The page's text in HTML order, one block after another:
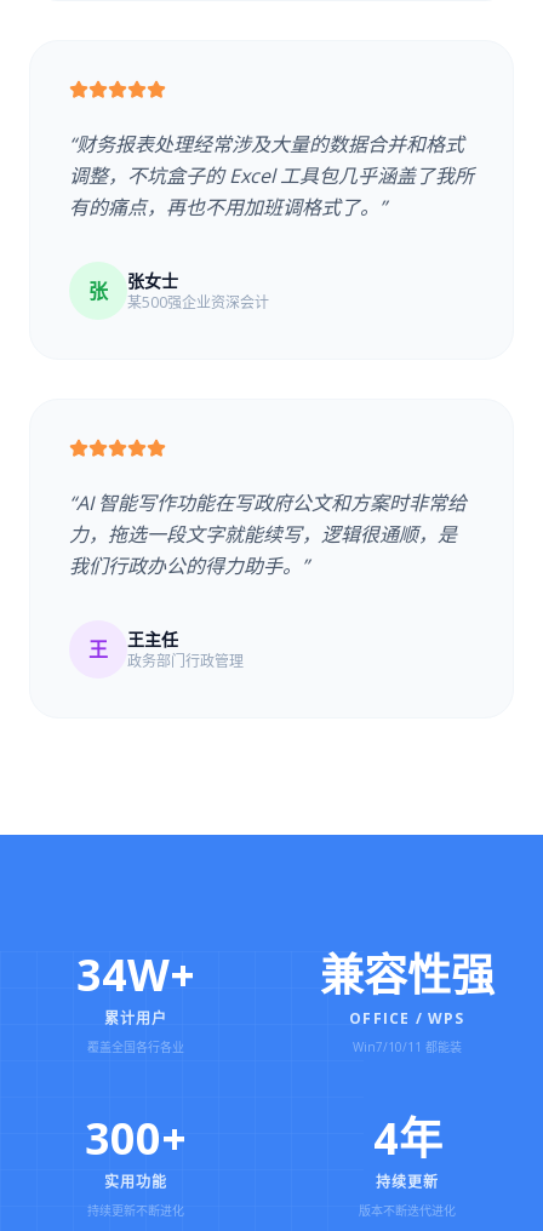
“财务报表处理经常涉及大量的数据合并和格式
调整，不坑盒子的 Excel 工具包几乎涵盖了我所
有的痛点，再也不用加班调格式了。”
张 张女士
某500强企业资深会计
“AI 智能写作功能在写政府公文和方案时非常给
力，拖选一段文字就能续写，逻辑很通顺，是
我们行政办公的得力助手。”
王 王主任
政务部门行政管理
34W+
累计用户
覆盖全国各行各业
兼容性强
OFFICE / WPS
Win7/10/11 都能装
300+
实用功能
持续更新不断进化
4年
持续更新
版本不断迭代进化